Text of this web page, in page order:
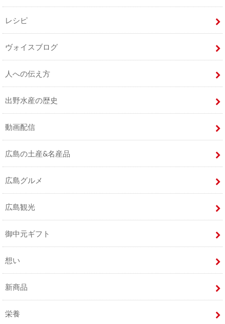
レシピ
ヴォイスブログ
人への伝え方
出野水産の歴史
動画配信
広島の土産&名産品
広島グルメ
広島観光
御中元ギフト
想い
新商品
栄養